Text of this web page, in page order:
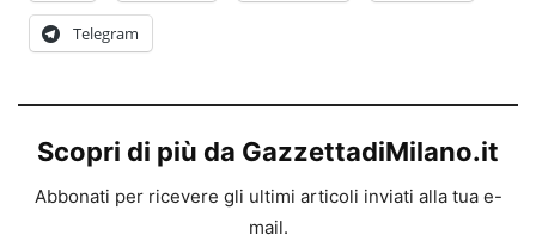
Telegram
Scopri di più da GazzettadiMilano.it
Abbonati per ricevere gli ultimi articoli inviati alla tua e-
mail.